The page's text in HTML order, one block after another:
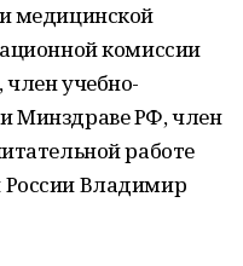
медицинской
комиссии
учебно-
Минздраве РФ, член
работе
Владимир